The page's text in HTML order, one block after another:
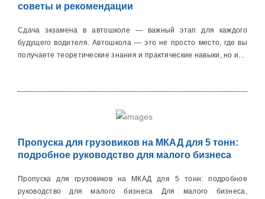
советы и рекомендации
Сдача экзамена в автошколе — важный этап для каждого
будущего водителя. Автошкола — это не просто место, где вы
получаете теоретические знания и практические навыки, но и...
Пропуска для грузовиков на МКАД для 5 тонн:
подробное руководство для малого бизнеса
Пропуска для грузовиков на МКАД для 5 тонн: подробное
руководство для малого бизнеса Для малого бизнеса,